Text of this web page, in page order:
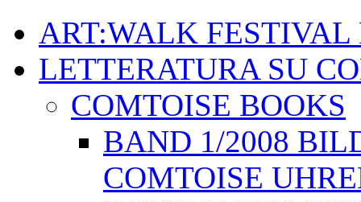
ART:WALK FESTIVAL
LETTERATURA SU
COMTOISE BOOKS
BAND 1/2008
COMTOISE